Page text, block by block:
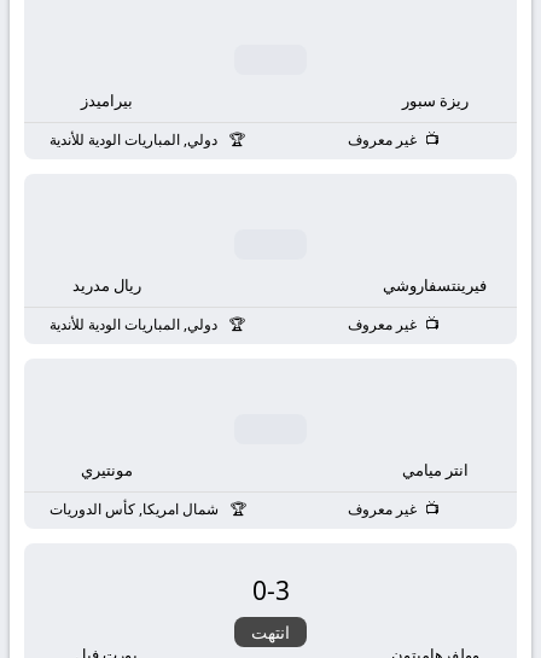
ريزة سبور بيراميدز
غير معروف دولي, المباريات الودية للأندية
فيرينتسفاروشي ريال مدريد
غير معروف دولي, المباريات الودية للأندية
انتر ميامي مونتيري
غير معروف شمال امريكا, كأس الدوريات
3
-
0
انتهت